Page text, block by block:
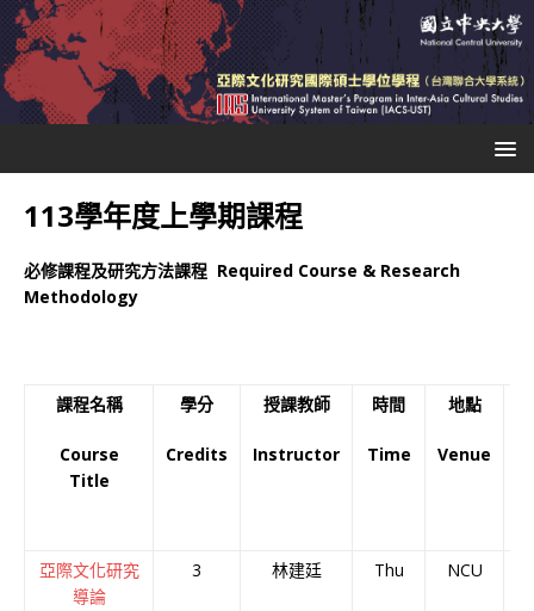
113學年度上學期課程
必修課程及研究方法課程 Required Course & Research
Methodology
課程名稱
Course
Title
學分
Credits
授課教師
Instructor
時間
Time
地點
Venue
亞際文化研究
導論
3 林建廷 Thu NCU